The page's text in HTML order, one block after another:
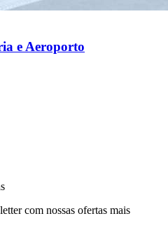
e Aeroporto
com nossas ofertas mais